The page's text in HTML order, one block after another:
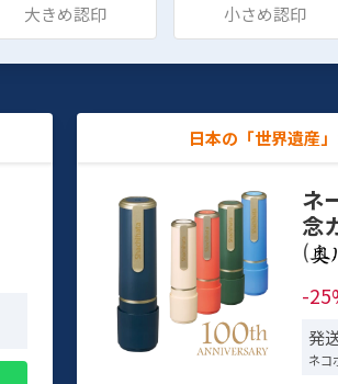
大きめ認印 小さめ認印
日本の「世界遺産
ネ
念
(
-
発
ネコ